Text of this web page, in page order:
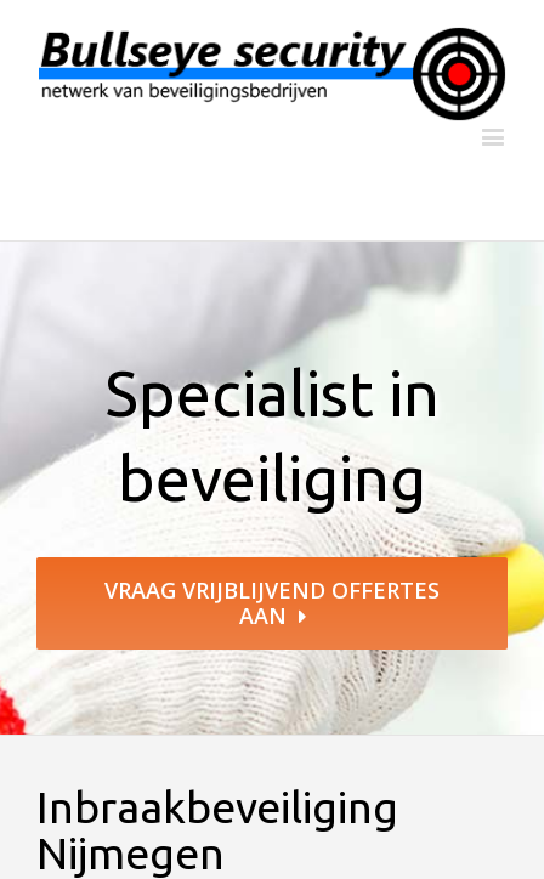
Specialist in
beveiliging
VRAAG VRIJBLIJVEND OFFERTES
AAN
Inbraakbeveiliging
Nijmegen